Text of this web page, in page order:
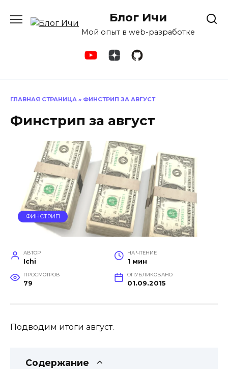
содержанию
Блог Ичи
Мой опыт в web-разработке
ГЛАВНАЯ СТРАНИЦА » ФИНСТРИП ЗА АВГУСТ
Финстрип за август
ФИНСТРИП
АВТОР
Ichi
НА ЧТЕНИЕ
1 мин
ПРОСМОТРОВ
79
ОПУБЛИКОВАНО
01.09.2015
Подводим итоги август.
Содержание